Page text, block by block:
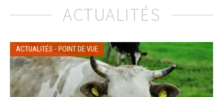
ACTUALITÉS
ACTUALITÉS - POINT DE VUE